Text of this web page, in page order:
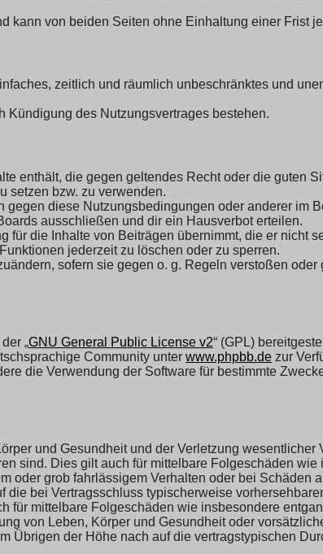
kann von beiden Seiten ohne Einhaltung einer Frist
zeitlich und räumlich unbeschränktes und
Kündigung des Nutzungsvertrages bestehen.
enthält, die gegen geltendes Recht oder die guten
setzen bzw. zu verwenden.
diese Nutzungsbedingungen oder anderer im
ausschließen und dir ein Hausverbot erteilen.
für die Inhalte von Beiträgen übernimmt, die er nicht
jederzeit zu löschen oder zu sperren.
sofern sie gegen o. g. Regeln verstoßen
„GNU General Public License v2“ (GPL)
Community unter www.phpbb.de zur
die Verwendung der Software für bestimmte
und Gesundheit und der Verletzung
sind. Dies gilt auch für mittelbare Folgeschäden
oder grob fahrlässigem Verhalten oder bei Schäden
bei Vertragsschluss typischerweise
für mittelbare Folgeschäden wie insbesondere
von Leben, Körper und Gesundheit oder
Übrigen der Höhe nach auf die vertragstypischen